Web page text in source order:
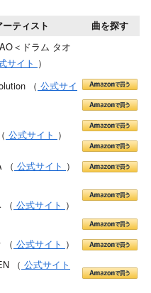
ーティスト 曲を探す
＜ドラム タオ
サイト ）
（ 公式サイ
公式サイト ）
（ 公式サイト ）
（ 公式サイト ）
（ 公式サイト ）
（ 公式サイト